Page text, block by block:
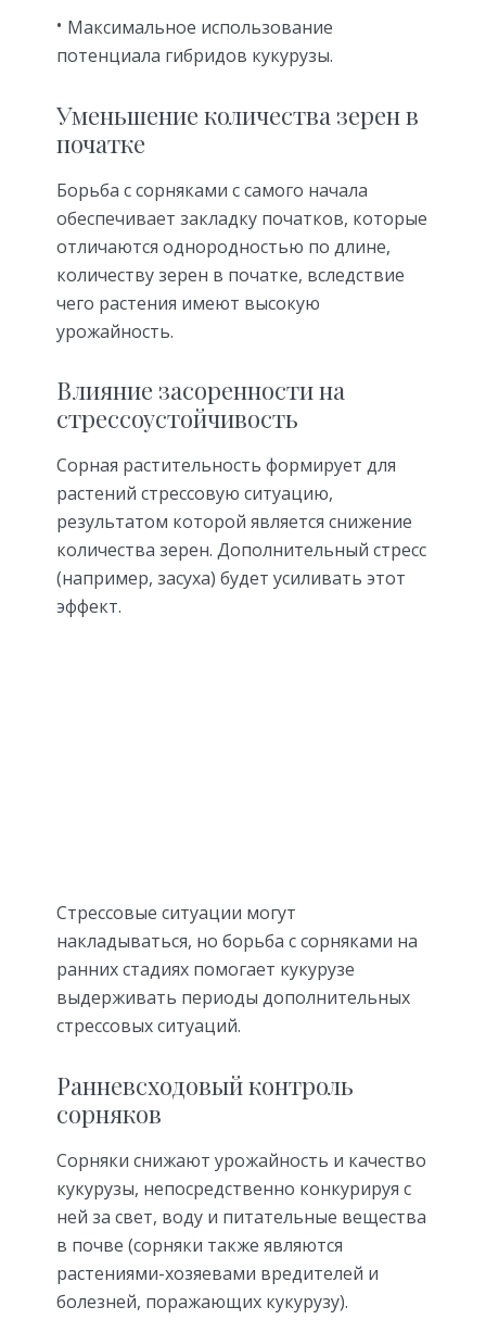
Максимальное использование
потенциала гибридов кукурузы.
Уменьшение количества зерен в
початке
Борьба с сорняками с самого начала
обеспечивает закладку початков, которые
отличаются однородностью по длине,
количеству зерен в початке, вследствие
чего растения имеют высокую
урожайность.
Влияние засоренности на
стрессоустойчивость
Сорная растительность формирует для
растений стрессовую ситуацию,
результатом которой является снижение
количества зерен. Дополнительный стресс
(например, засуха) будет усиливать этот
эффект.
Стрессовые ситуации могут
накладываться, но борьба с сорняками на
ранних стадиях помогает кукурузе
выдерживать периоды дополнительных
стрессовых ситуаций.
Ранневсходовый контроль
сорняков
Сорняки снижают урожайность и качество
кукурузы, непосредственно конкурируя с
ней за свет, воду и питательные вещества
в почве (cорняки также являются
растениями-хозяевами вредителей и
болезней, поражающих кукурузу).